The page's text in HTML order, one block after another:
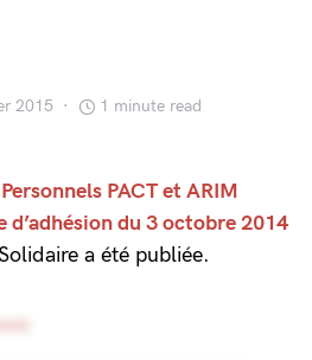
2015 1 minute read
Personnels PACT et ARIM
d’adhésion du 3 octobre 2014
a été publiée.